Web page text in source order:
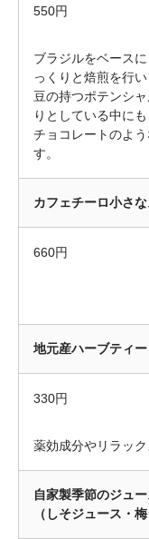
550円
ブラジルをベース
っくりと焙煎を行い
豆の持つポテンシ
りとしている中にも
チョコレートのよ
す。
カフェチーロ小さ
660円
地元産ハーブティー
330円
薬効成分やリラッ
自家製季節のジュー
（しそジュース・